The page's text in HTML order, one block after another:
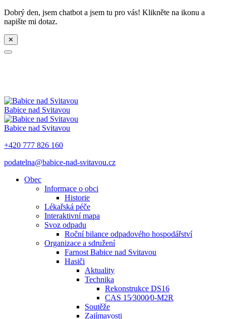
Dobrý den, jsem chatbot a jsem tu pro vás! Klikněte na ikonu a
napište mi dotaz.
✕
Babice nad Svitavou
Babice nad Svitavou
+420 777 826 160
podatelna@babice-nad-svitavou.cz
Obec
Informace o obci
Historie
Lékařská péče
Interaktivní mapa
Svoz odpadu
Roční bilance odpadového hospodářství
Organizace a sdružení
Farnost Babice nad Svitavou
Hasiči
Aktuality
Technika
Rekonstrukce DS16
CAS 15⁄3000⁄0-M2R
Soutěže
Zajímavosti